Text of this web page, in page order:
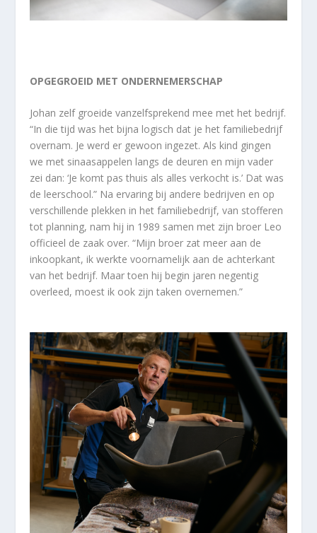
OPGEGROEID MET ONDERNEMERSCHAP
Johan zelf groeide vanzelfsprekend mee met het bedrijf.
“In die tijd was het bijna logisch dat je het familiebedrijf
overnam. Je werd er gewoon ingezet. Als kind gingen
we met sinaasappelen langs de deuren en mijn vader
zei dan: ‘Je komt pas thuis als alles verkocht is.’ Dat was
de leerschool.” Na ervaring bij andere bedrijven en op
verschillende plekken in het familiebedrijf, van stofferen
tot planning, nam hij in 1989 samen met zijn broer Leo
officieel de zaak over. “Mijn broer zat meer aan de
inkoopkant, ik werkte voornamelijk aan de achterkant
van het bedrijf. Maar toen hij begin jaren negentig
overleed, moest ik ook zijn taken overnemen.”